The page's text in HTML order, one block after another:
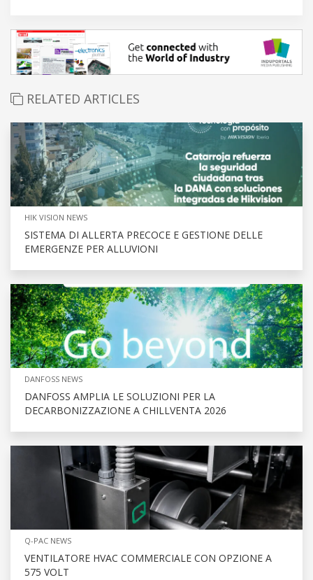
RELATED ARTICLES
HIK VISION NEWS
SISTEMA DI ALLERTA PRECOCE E GESTIONE DELLE
EMERGENZE PER ALLUVIONI
DANFOSS NEWS
DANFOSS AMPLIA LE SOLUZIONI PER LA
DECARBONIZZAZIONE A CHILLVENTA 2026
Q-PAC NEWS
VENTILATORE HVAC COMMERCIALE CON OPZIONE A
575 VOLT